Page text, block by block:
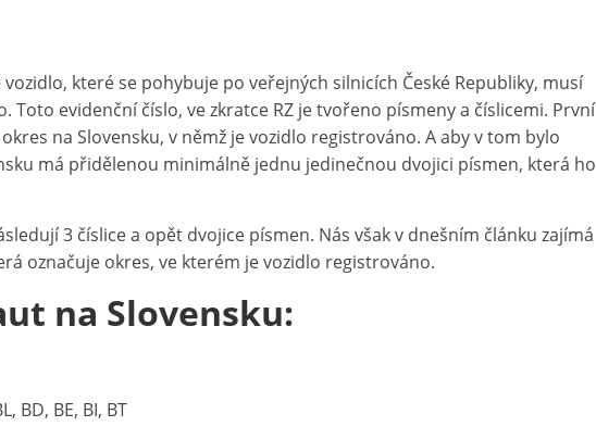
které se pohybuje po veřejných silnicích České Republiky, musí
Toto evidenční číslo, ve zkratce RZ je tvořeno písmeny a číslicemi. První
na Slovensku, v němž je vozidlo registrováno. A aby v tom bylo
má přidělenou minimálně jednu jedinečnou dvojici písmen, která ho
3 číslice a opět dvojice písmen. Nás však v dnešním článku zajímá
označuje okres, ve kterém je vozidlo registrováno.
na Slovensku:
BD, BE, BI, BT